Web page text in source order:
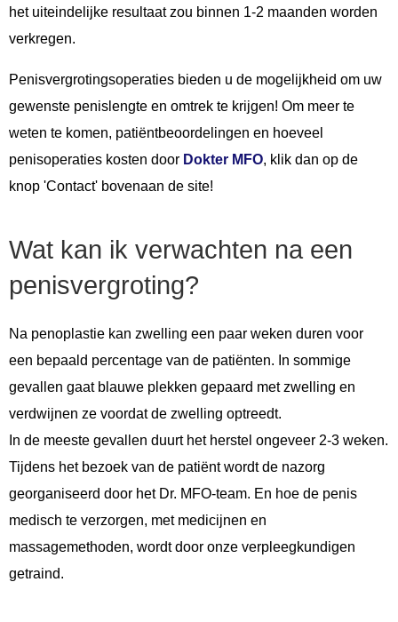
het uiteindelijke resultaat zou binnen 1-2 maanden worden
verkregen.
Penisvergrotingsoperaties bieden u de mogelijkheid om uw
gewenste penislengte en omtrek te krijgen! Om meer te
weten te komen, patiëntbeoordelingen en hoeveel
penisoperaties kosten door Dokter MFO, klik dan op de
knop 'Contact' bovenaan de site!
Wat kan ik verwachten na een
penisvergroting?
Na penoplastie kan zwelling een paar weken duren voor
een bepaald percentage van de patiënten. In sommige
gevallen gaat blauwe plekken gepaard met zwelling en
verdwijnen ze voordat de zwelling optreedt.
In de meeste gevallen duurt het herstel ongeveer 2-3 weken.
Tijdens het bezoek van de patiënt wordt de nazorg
georganiseerd door het Dr. MFO-team. En hoe de penis
medisch te verzorgen, met medicijnen en
massagemethoden, wordt door onze verpleegkundigen
getraind.